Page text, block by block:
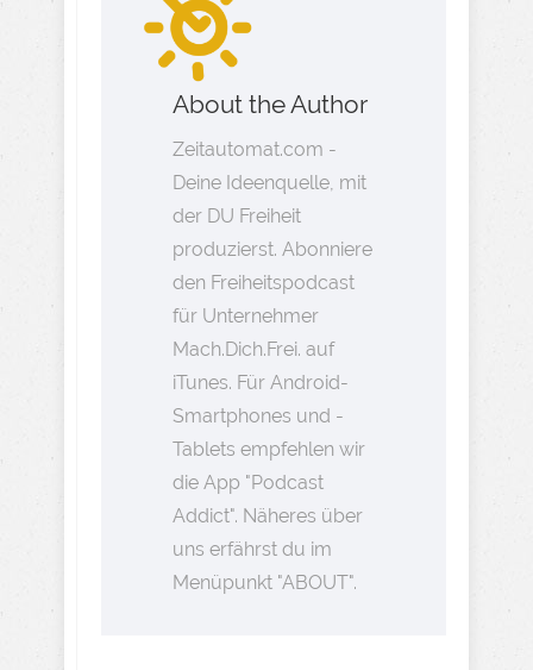
About the Author
Zeitautomat.com -
Deine Ideenquelle, mit
der DU Freiheit
produzierst. Abonniere
den Freiheitspodcast
für Unternehmer
Mach.Dich.Frei. auf
iTunes. Für Android-
Smartphones und -
Tablets empfehlen wir
die App "Podcast
Addict". Näheres über
uns erfährst du im
Menüpunkt "ABOUT".